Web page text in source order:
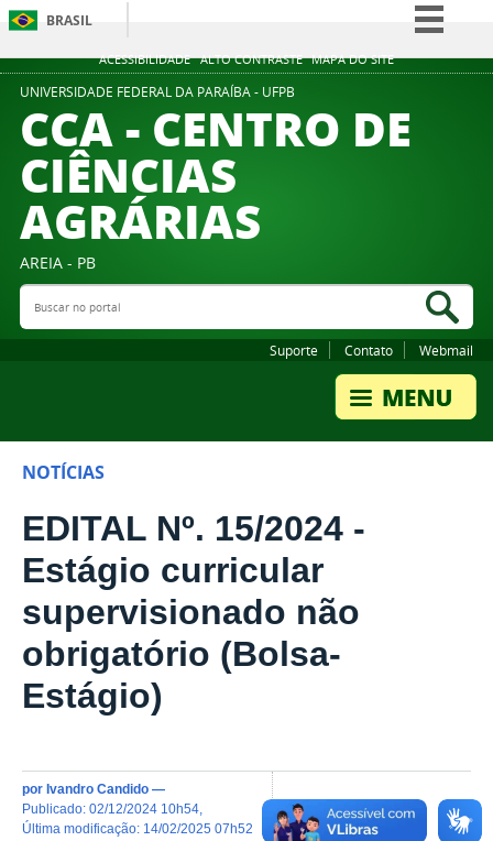
ACESSIBILIDADE ALTO CONTRASTE MAPA DO SITE
BRASIL
Simplifique!
Participe
UNIVERSIDADE FEDERAL DA PARAÍBA - UFPB
CCA - CENTRO DE
CIÊNCIAS
AGRÁRIAS
AREIA - PB
Buscar no portal
Suporte Contato Webmail
NOTÍCIAS
EDITAL Nº. 15/2024 -
Estágio curricular
supervisionado não
obrigatório (Bolsa-
Estágio)
por Ivandro Candido —
publicado: 02/12/2024 10h54
última modificação: 14/02/2025 07h52